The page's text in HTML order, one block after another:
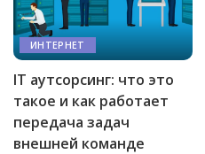
ИНТЕРНЕТ
IT аутсорсинг: что это
такое и как работает
передача задач
внешней команде